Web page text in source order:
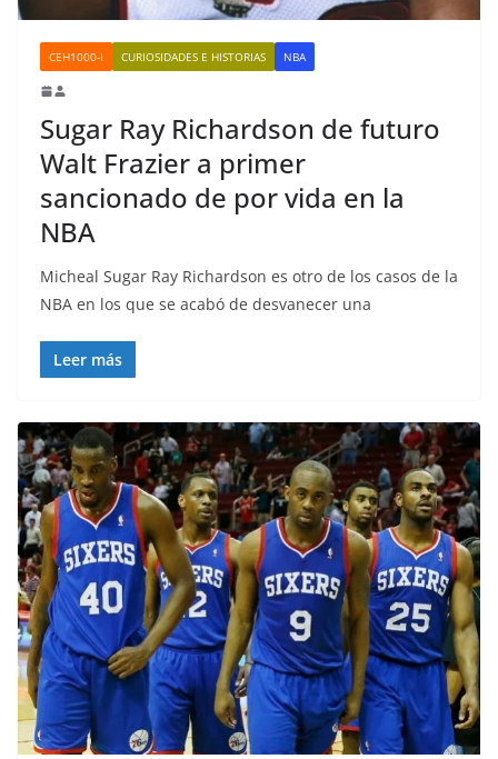
CEH1000-I CURIOSIDADES E HISTORIAS NBA
Sugar Ray Richardson de futuro
Walt Frazier a primer
sancionado de por vida en la
NBA
Micheal Sugar Ray Richardson es otro de los casos de la
NBA en los que se acabó de desvanecer una
Leer más